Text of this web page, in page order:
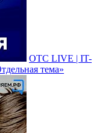
ОТС LIVE | IT-
тема»